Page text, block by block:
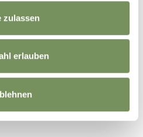
zulassen
erlauben